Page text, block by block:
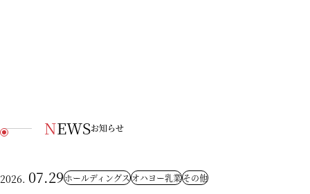
NEWSお知らせ
2026. 07.29ホールディングスオハヨー乳業その他